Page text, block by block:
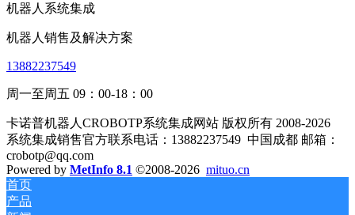
机器人系统集成
机器人销售及解决方案
13882237549
周一至周五 09：00-18：00
卡诺普机器人CROBOTP系统集成网站 版权所有 2008-2026
系统集成销售官方联系电话：13882237549 中国成都 邮箱：
crobotp@qq.com
Powered by MetInfo 8.1 ©2008-2026 mituo.cn
首页
产品